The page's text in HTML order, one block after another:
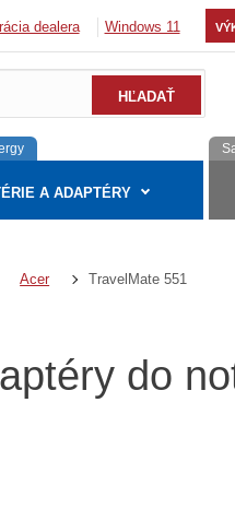
dealera Windows 11
A ADAPTÉRY
Acer TravelMate 551
do